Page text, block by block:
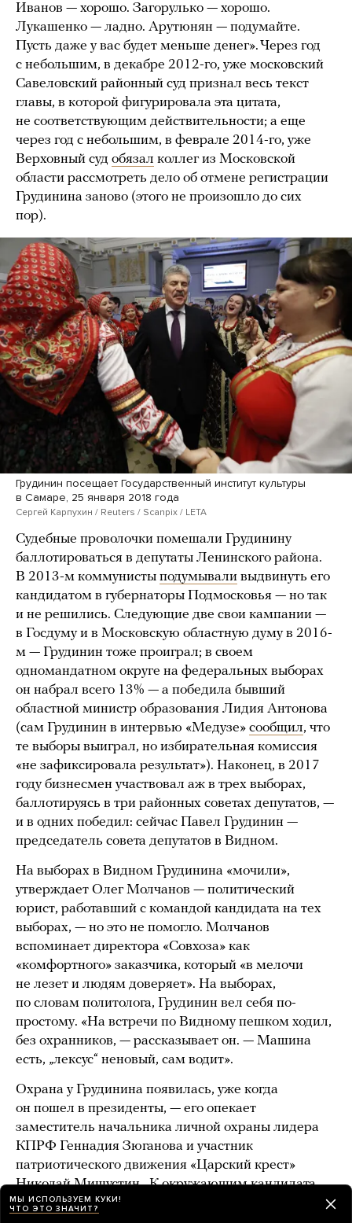
Иванов — хорошо. Загорулько — хорошо.
Лукашенко — ладно. Арутюнян — подумайте.
Пусть даже у вас будет меньше денег». Через год
с небольшим, в декабре 2012-го, уже московский
Савеловский районный суд признал весь текст
главы, в которой фигурировала эта цитата,
не соответствующим действительности; а еще
через год с небольшим, в феврале 2014-го, уже
Верховный суд обязал коллег из Московской
области рассмотреть дело об отмене регистрации
Грудинина заново (этого не произошло до сих
пор).
Грудинин посещает Государственный институт культуры
в Самаре, 25 января 2018 года
Сергей Карпухин / Reuters / Scanpix / LETA
Судебные проволочки помешали Грудинину
баллотироваться в депутаты Ленинского района.
В 2013-м коммунисты подумывали выдвинуть его
кандидатом в губернаторы Подмосковья — но так
и не решились. Следующие две свои кампании —
в Госдуму и в Московскую областную думу в 2016-
м — Грудинин тоже проиграл; в своем
одномандатном округе на федеральных выборах
он набрал всего 13% — а победила бывший
областной министр образования Лидия Антонова
(сам Грудинин в интервью «Медузе» сообщил, что
те выборы выиграл, но избирательная комиссия
«не зафиксировала результат»). Наконец, в 2017
году бизнесмен участвовал аж в трех выборах,
баллотируясь в три районных советах депутатов, —
и в одних победил: сейчас Павел Грудинин —
председатель совета депутатов в Видном.
На выборах в Видном Грудинина «мочили»,
утверждает Олег Молчанов — политический
юрист, работавший с командой кандидата на тех
выборах, — но это не помогло. Молчанов
вспоминает директора «Совхоза» как
«комфортного» заказчика, который «в мелочи
не лезет и людям доверяет». На выборах,
по словам политолога, Грудинин вел себя по-
простому. «На встречи по Видному пешком ходил,
без охранников, — рассказывает он. — Машина
есть, „лексус“ неновый, сам водит».
Охрана у Грудинина появилась, уже когда
он пошел в президенты, — его опекает
заместитель начальника личной охраны лидера
КПРФ Геннадия Зюганова и участник
патриотического движения «Царский крест»
Николай Мишустин . К окружающим кандидата
чужим людям он относится с недоверием — так,
МЫ ИСПОЛЬЗУЕМ КУКИ!
ЧТО ЭТО ЗНАЧИТ?